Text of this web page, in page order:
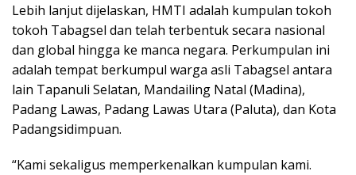
Lebih lanjut dijelaskan, HMTI adalah kumpulan tokoh
tokoh Tabagsel dan telah terbentuk secara nasional
dan global hingga ke manca negara. Perkumpulan ini
adalah tempat berkumpul warga asli Tabagsel antara
lain Tapanuli Selatan, Mandailing Natal (Madina),
Padang Lawas, Padang Lawas Utara (Paluta), dan Kota
Padangsidimpuan.
“Kami sekaligus memperkenalkan kumpulan kami.